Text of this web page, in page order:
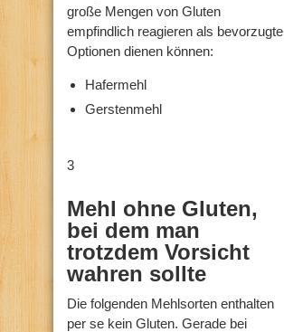
große Mengen von Gluten
empfindlich reagieren als bevorzugte
Optionen dienen können:
Hafermehl
Gerstenmehl
3
Mehl ohne Gluten,
bei dem man
trotzdem Vorsicht
wahren sollte
Die folgenden Mehlsorten enthalten
per se kein Gluten. Gerade bei